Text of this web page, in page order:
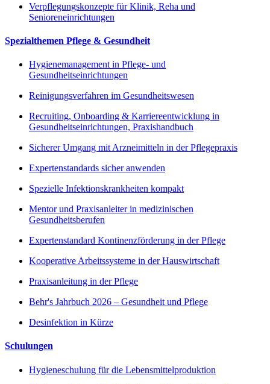
Verpflegungskonzepte für Klinik, Reha und
Senioreneinrichtungen
Spezialthemen Pflege & Gesundheit
Hygienemanagement in Pflege- und
Gesundheitseinrichtungen
Reinigungsverfahren im Gesundheitswesen
Recruiting, Onboarding & Karriereentwicklung in
Gesundheitseinrichtungen, Praxishandbuch
Sicherer Umgang mit Arzneimitteln in der Pflegepraxis
Expertenstandards sicher anwenden
Spezielle Infektionskrankheiten kompakt
Mentor und Praxisanleiter in medizinischen
Gesundheitsberufen
Expertenstandard Kontinenzförderung in der Pflege
Kooperative Arbeitssysteme in der Hauswirtschaft
Praxisanleitung in der Pflege
Behr's Jahrbuch 2026 – Gesundheit und Pflege
Desinfektion in Kürze
Schulungen
Hygieneschulung für die Lebensmittelproduktion